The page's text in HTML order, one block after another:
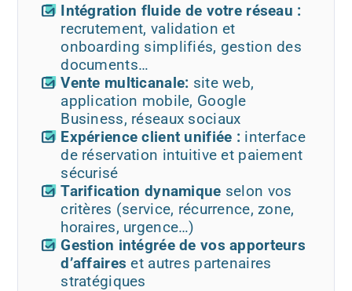
Intégration fluide de votre réseau :
recrutement, validation et
onboarding simplifiés, gestion des
documents…
Vente multicanale: site web,
application mobile, Google
Business, réseaux sociaux
Expérience client unifiée :interface
de réservation intuitive et paiement
sécurisé
Tarification dynamique selon vos
critères (service, récurrence, zone,
horaires, urgence…)
Gestion intégrée de vos apporteurs
d’affaires et autres partenaires
stratégiques